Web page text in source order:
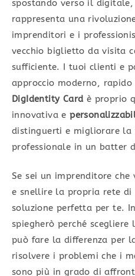
spostando verso il
rappresenta una
imprenditori e i
vecchio biglietto da visita
sufficiente. I tuoi clienti e
approccio moderno,
DigIdentity Cardè proprio
innovativa e
distinguerti e migliorare la
professionale in un batter
Se sei un imprenditore
e snellire la propria rete
soluzione perfetta per te.
spiegherò perché scegliere
può fare la differenza per
risolvere i problemi che i
sono più in grado di